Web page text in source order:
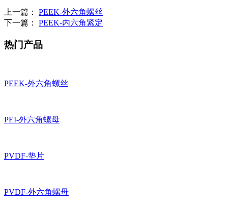
上一篇： PEEK-外六角螺丝
下一篇： PEEK-内六角紧定
热门产品
PEEK-外六角螺丝
PEI-外六角螺母
PVDF-垫片
PVDF-外六角螺母